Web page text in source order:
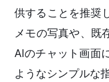
供することを推奨
メモの写真や、既
AIのチャット画面
ようなシンプルな